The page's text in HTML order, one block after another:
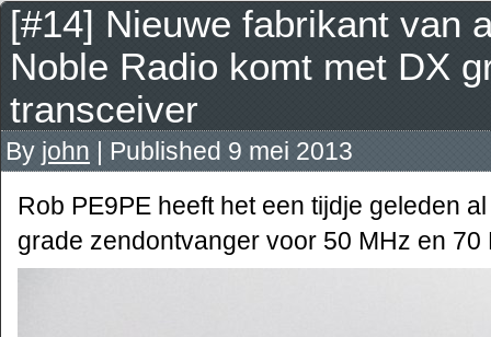
[#14] Nieuwe fabrikant van
Noble Radio komt met DX
transceiver
By john | Published 9 mei 2013
Rob PE9PE heeft het een tijdje geleden
grade zendontvanger voor 50 MHz en 70